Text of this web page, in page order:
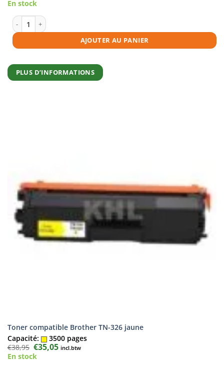
initial
€33,95.
En stock
quantité de Toner compatible Brother TN-321 noire
AJOUTER AU PANIER
PLUS D’INFORMATIONS
Toner compatible Brother TN-326 jaune
Capacité:
3500 pages
€38,95 Le
prix
initial
€35,05Le
prix
incl.btw
En stock